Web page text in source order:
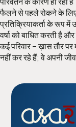
फैलने से पहले रोकने के लिए
प्रतिक्रियाकर्ता के रूप में
वर्षा को बाधित करती
कई परिवार – ख़ास तौर पर
नहीं कर रहे हैं; वे अपनी